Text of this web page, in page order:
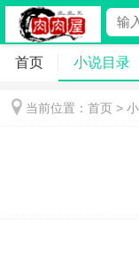
首页 小说目录
当前位置：首页 >